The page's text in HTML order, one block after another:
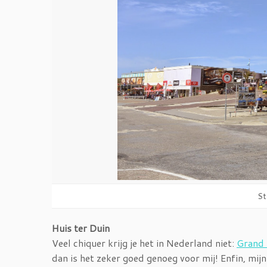
Huis ter Duin
Veel chiquer krijg je het in Nederland niet:
dan is het zeker goed genoeg voor mij! Enfin,